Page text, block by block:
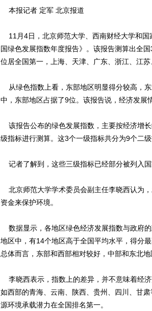
本报记者 定军 北京报道
11月4日，北京师范大学、西南财经大学和国
国绿色发展指数年度报告》。该报告测算出全
位居全国第一，上海、天津、广东、浙江、江
从绿色指数上看，东部地区明显得分较高，
中，东部地区占据了9位。该报告说，经济发展
该报告公布的绿色发展指数，主要按经济增
级指标进行测算。这3个一级指标共分为9个二
记者了解到，这些三级指标已经部分被列入国
北京师范大学学术委员会副主任李晓西认为
资金来保护环境。
数据显示，各地区绿色经济发展指数与政府
地区中，有14个地区高于全国平均水平，得分
总体而言，东部和西部相对较好，中部和东北地
李晓西表示，指数上的差异，并不意味着经
如西部的青海、云南、陕西、贵州、四川、甘
源环境承载潜力在全国排名第一。